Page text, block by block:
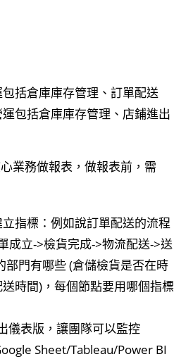
括倉庫庫存管理、訂單配送
包括倉庫庫存管理、店鋪進出
業務做報表，做報表前，需
指標：例如說訂單配送的流程
成立->檢貨完成->物流配送->送
部門有哪些 (倉儲檢貨是否在時
時間)，每個節點要用哪個指標
儀表版，讓團隊可以監控
Sheet/Tableau/Power BI